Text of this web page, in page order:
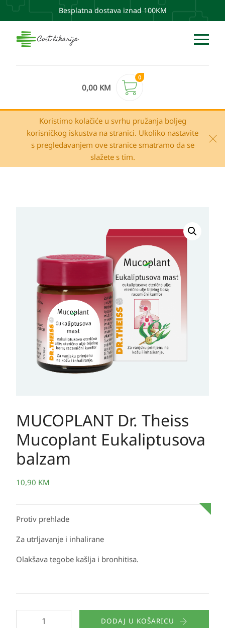
Besplatna dostava iznad 100KM
0,00 KM
0
Koristimo kolačiće u svrhu pružanja boljeg
korisničkog iskustva na stranici. Ukoliko nastavite
s pregledavanjem ove stranice smatramo da se
slažete s tim.
MUCOPLANT Dr. Theiss
Mucoplant Eukaliptusova
balzam
10,90 KM
Protiv prehlade
Za utrljavanje i inhalirane
Olakšava tegobe kašlja i bronhitisa.
Mucoplant
balzam
količina
DODAJ U KOŠARICU